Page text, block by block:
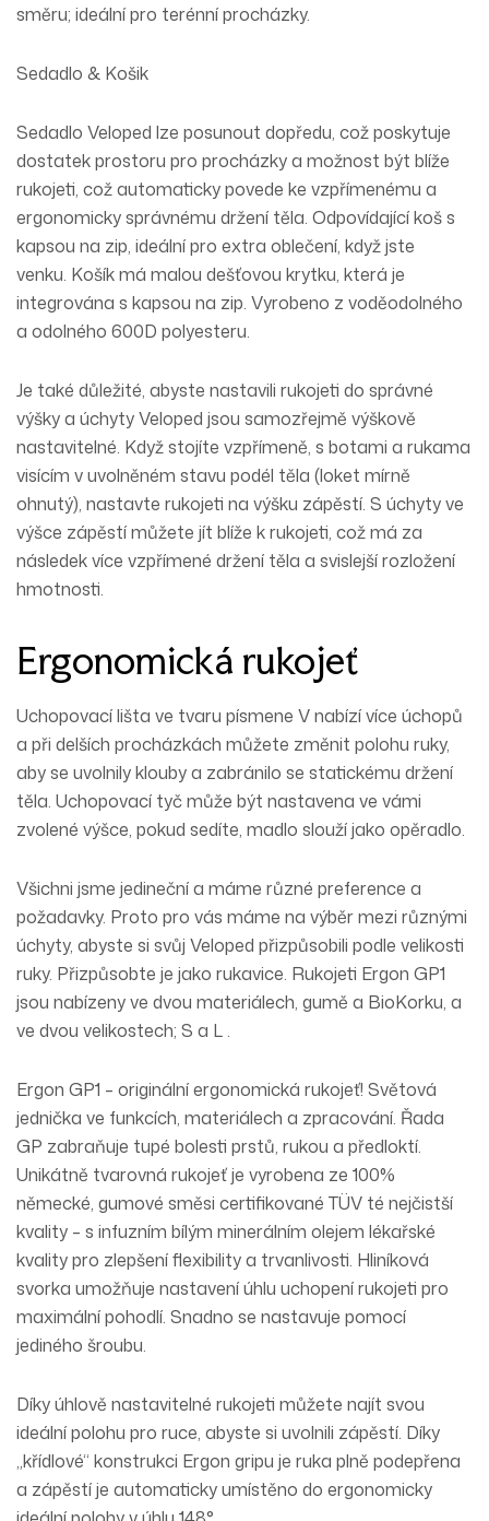
směru; ideální pro terénní procházky.
Sedadlo & Košik
Sedadlo Veloped lze posunout dopředu, což poskytuje
dostatek prostoru pro procházky a možnost být blíže
rukojeti, což automaticky povede ke vzpřímenému a
ergonomicky správnému držení těla. Odpovídající koš s
kapsou na zip, ideální pro extra oblečení, když jste
venku. Košík má malou dešťovou krytku, která je
integrována s kapsou na zip. Vyrobeno z voděodolného
a odolného 600D polyesteru.
Je také důležité, abyste nastavili rukojeti do správné
výšky a úchyty Veloped jsou samozřejmě výškově
nastavitelné. Když stojíte vzpřímeně, s botami a rukama
visícím v uvolněném stavu podél těla (loket mírně
ohnutý), nastavte rukojeti na výšku zápěstí. S úchyty ve
výšce zápěstí můžete jít blíže k rukojeti, což má za
následek více vzpřímené držení těla a svislejší rozložení
hmotnosti.
Ergonomická rukojeť
Uchopovací lišta ve tvaru písmene V nabízí více úchopů
a při delších procházkách můžete změnit polohu ruky,
aby se uvolnily klouby a zabránilo se statickému držení
těla. Uchopovací tyč může být nastavena ve vámi
zvolené výšce, pokud sedíte, madlo slouží jako opěradlo.
Všichni jsme jedineční a máme různé preference a
požadavky. Proto pro vás máme na výběr mezi různými
úchyty, abyste si svůj Veloped přizpůsobili podle velikosti
ruky. Přizpůsobte je jako rukavice. Rukojeti Ergon GP1
jsou nabízeny ve dvou materiálech, gumě a BioKorku, a
ve dvou velikostech; S a L .
Ergon GP1 – originální ergonomická rukojeť! Světová
jednička ve funkcích, materiálech a zpracování. Řada
GP zabraňuje tupé bolesti prstů, rukou a předloktí.
Unikátně tvarovná rukojeť je vyrobena ze 100%
německé, gumové směsi certifikované TÜV té nejčistší
kvality – s infuzním bílým minerálním olejem lékařské
kvality pro zlepšení flexibility a trvanlivosti. Hliníková
svorka umožňuje nastavení úhlu uchopení rukojeti pro
maximální pohodlí. Snadno se nastavuje pomocí
jediného šroubu.
Díky úhlově nastavitelné rukojeti můžete najít svou
ideální polohu pro ruce, abyste si uvolnili zápěstí. Díky
„křídlové“ konstrukci Ergon gripu je ruka plně podepřena
a zápěstí je automaticky umístěno do ergonomicky